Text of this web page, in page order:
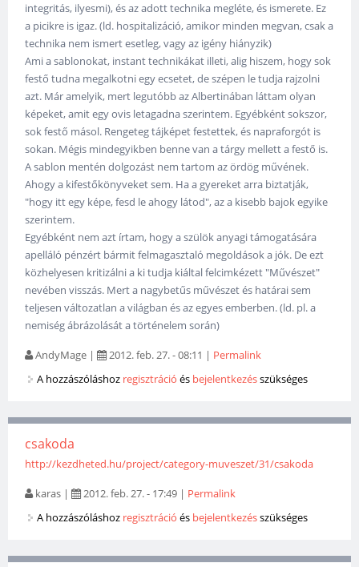
integritás, ilyesmi), és az adott technika megléte, és ismerete. Ez
a picikre is igaz. (ld. hospitalizáció, amikor minden megvan, csak a
technika nem ismert esetleg, vagy az igény hiányzik)
Ami a sablonokat, instant technikákat illeti, alig hiszem, hogy sok
festő tudna megalkotni egy ecsetet, de szépen le tudja rajzolni
azt. Már amelyik, mert legutóbb az Albertinában láttam olyan
képeket, amit egy ovis letagadna szerintem. Egyébként sokszor,
sok festő másol. Rengeteg tájképet festettek, és napraforgót is
sokan. Mégis mindegyikben benne van a tárgy mellett a festő is.
A sablon mentén dolgozást nem tartom az ördög művének.
Ahogy a kifestőkönyveket sem. Ha a gyereket arra biztatják,
"hogy itt egy képe, fesd le ahogy látod", az a kisebb bajok egyike
szerintem.
Egyébként nem azt írtam, hogy a szülök anyagi támogatására
apelláló pénzért bármit felmagasztaló megoldások a jók. De ezt
közhelyesen kritizálni a ki tudja kiáltal felcimkézett "Művészet"
nevében visszás. Mert a nagybetűs művészet és határai sem
teljesen változatlan a világban és az egyes emberben. (ld. pl. a
nemiség ábrázolását a történelem során)
AndyMage | 2012. feb. 27. - 08:11 | Permalink
A hozzászóláshoz regisztráció és bejelentkezésszükséges
csakoda
http://kezdheted.hu/project/category-muveszet/31/csakoda
karas | 2012. feb. 27. - 17:49 | Permalink
A hozzászóláshoz regisztráció és bejelentkezésszükséges